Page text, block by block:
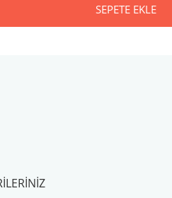
SEPETE EKLE